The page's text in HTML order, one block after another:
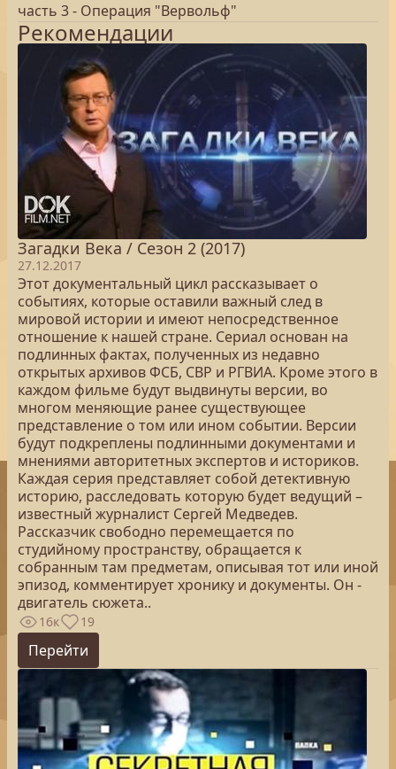
часть 3 - Операция "Вервольф"
Рекомендации
Загадки Века / Сезон 2 (2017)
27.12.2017
Этот документальный цикл рассказывает о
событиях, которые оставили важный след в
мировой истории и имеют непосредственное
отношение к нашей стране. Сериал основан на
подлинных фактах, полученных из недавно
открытых архивов ФСБ, СВР и РГВИА. Кроме этого в
каждом фильме будут выдвинуты версии, во
многом меняющие ранее существующее
представление о том или ином событии. Версии
будут подкреплены подлинными документами и
мнениями авторитетных экспертов и историков.
Каждая серия представляет собой детективную
историю, расследовать которую будет ведущий –
известный журналист Сергей Медведев.
Рассказчик свободно перемещается по
студийному пространству, обращается к
собранным там предметам, описывая тот или иной
эпизод, комментирует хронику и документы. Он -
двигатель сюжета..
16к 19
Перейти